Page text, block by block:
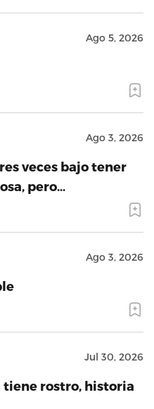
Ago 5, 2026
Ago 3, 2026
veces bajo tener
pero…
Ago 3, 2026
Jul 30, 2026
rostro, historia